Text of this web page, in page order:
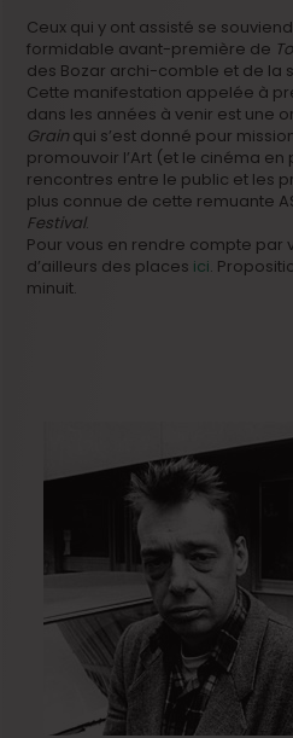
Ceux qui y ont assisté se
formidable avant-première de
des Bozar archi-comble et de la
Cette manifestation appelée à
dans les années à venir est une
Grain qui s’est donné pour
promouvoir l’Art (et le cinéma
rencontres entre le public et les
plus connue de cette remuante
Festival.
Pour vous en rendre compte par
d’ailleurs des places ici.
minuit.